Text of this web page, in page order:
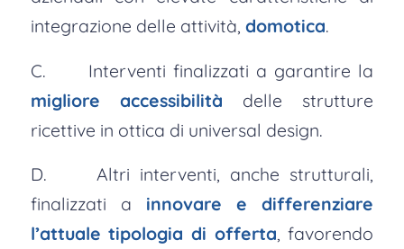
integrazione delle attività, domotica.
C. Interventi finalizzati a garantire la
migliore accessibilità delle strutture
ricettive in ottica di universal design.
D. Altri interventi, anche strutturali,
finalizzati a innovare e differenziare
l’attuale tipologia di offerta, favorendo